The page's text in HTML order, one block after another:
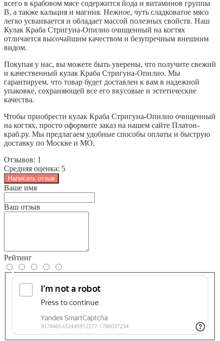
всего в крабовом мясе содержится йода и витаминов группы
В, а также кальция и магния. Нежное, чуть сладковатое мясо
легко усваивается и обладает массой полезных свойств. Наш
Кулак Краба Стригуна-Опилио очищенный на когтях
отличается высочайшим качеством и безупречным внешним
видом.
Покупая у нас, вы можете быть уверены, что получите свежий
и качественный кулак Краба Стригуна-Опилио. Мы
гарантируем, что товар будет доставлен к вам в надежной
упаковке, сохраняющей все его вкусовые и эстетические
качества.
Чтобы приобрести кулак Краба Стригуна-Опилио очищенный
на когтях, просто оформите заказ на нашем сайте Платон-
краб.ру. Мы предлагаем удобные способы оплаты и быструю
доставку по Москве и МО.
Отзывов: 1
Средняя оценка: 5
Написать отзыв
Ваше имя
Ваш отзыв
Рейтинг